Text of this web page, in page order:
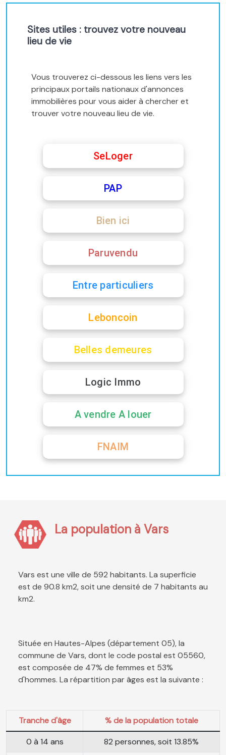
Sites utiles : trouvez votre nouveau
lieu de vie
Vous trouverez ci-dessous les liens vers les
principaux portails nationaux d'annonces
immobilières pour vous aider à chercher et
trouver votre nouveau lieu de vie.
SeLoger
PAP
Bien ici
Paruvendu
Entre particuliers
Leboncoin
Belles demeures
Logic Immo
A vendre A louer
FNAIM
La population à Vars
Vars est une ville de 592 habitants. La superficie
est de 90.8 km2, soit une densité de 7 habitants au
km2.
Située en Hautes-Alpes (département 05), la
commune de Vars, dont le code postal est 05560,
est composée de 47% de femmes et 53%
d'hommes. La répartition par âges est la suivante :
Tranche d'âge
% de la population totale
0 à 14 ans
82 personnes, soit 13.85%